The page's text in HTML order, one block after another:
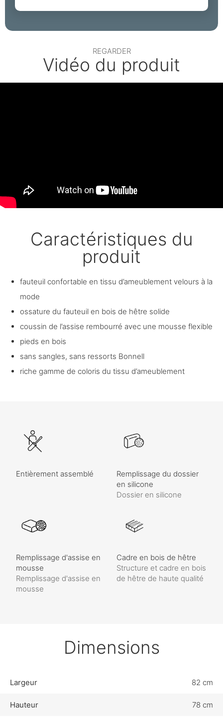
REGARDER
Vidéo du produit
Caractéristiques du
produit
fauteuil confortable en tissu d’ameublement velours à la
mode
ossature du fauteuil en bois de hêtre solide
coussin de l’assise rembourré avec une mousse flexible
pieds en bois
sans sangles, sans ressorts Bonnell
riche gamme de coloris du tissu d’ameublement
Entièrement assemblé
Remplissage du dossier
en silicone
Dossier en silicone
Remplissage d'assise en
mousse
Remplissage d'assise en
mousse
Cadre en bois de hêtre
Structure et cadre en bois
de hêtre de haute qualité
Dimensions
Largeur 82 cm
Hauteur 78 cm